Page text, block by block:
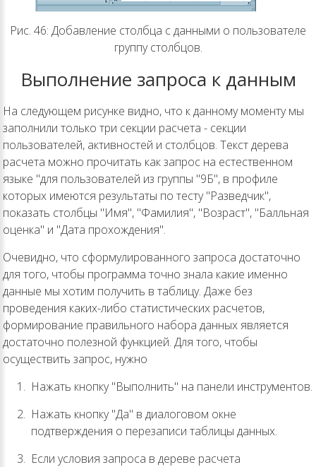
Рис. 46: Добавление столбца с данными о пользователе
группу столбцов.
Выполнение запроса к данным
На следующем рисунке видно, что к данному моменту мы
заполнили только три секции расчета - секции
пользователей, активностей и столбцов. Текст дерева
расчета можно прочитать как запрос на естественном
языке "для пользователей из группы "9Б", в профиле
которых имеются результаты по тесту "Разведчик",
показать столбцы "Имя", "Фамилия", "Возраст", "Балльная
оценка" и "Дата прохождения".
Очевидно, что сформулированного запроса достаточно
для того, чтобы программа точно знала какие именно
данные мы хотим получить в таблицу. Даже без
проведения каких-либо статистических расчетов,
формирование правильного набора данных является
достаточно полезной функцией. Для того, чтобы
осуществить запрос, нужно
Нажать кнопку "Выполнить" на панели инструментов.
Нажать кнопку "Да" в диалоговом окне
подтверждения о перезаписи таблицы данных.
Если условия запроса в дереве расчета